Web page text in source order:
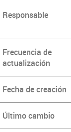
Responsable
Frecuencia de
actualización
Fecha de creación
Último cambio